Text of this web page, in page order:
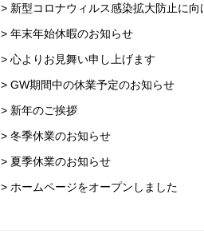
> 新型コロナウィルス感染拡大防止に
> 年末年始休暇のお知らせ
> 心よりお見舞い申し上げます
> GW期間中の休業予定のお知らせ
> 新年のご挨拶
> 冬季休業のお知らせ
> 夏季休業のお知らせ
> ホームページをオープンしました